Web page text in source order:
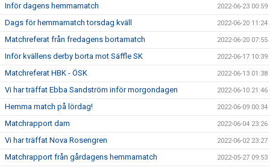
Inför dagens hemmamatch 2022-06-23 00:59
Dags för hemmamatch torsdag kväll 2022-06-20 11:24
Matchreferat från fredagens bortamatch 2022-06-20 07:55
Inför kvällens derby borta mot Säffle SK 2022-06-17 10:39
Matchreferat HBK - ÖSK 2022-06-13 01:38
Vi har träffat Ebba Sandström inför morgondagen 2022-06-10 21:46
Hemma match på lördag! 2022-06-09 00:34
Matchrapport dam 2022-06-04 23:26
Vi har träffat Nova Rosengren 2022-06-02 23:27
Matchrapport från gårdagens hemmamatch 2022-05-27 09:53